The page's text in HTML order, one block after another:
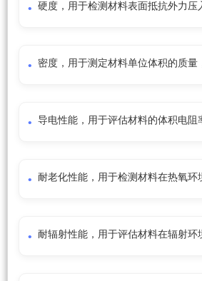
硬度，用于检测材料表面抵抗外力压
密度，用于测定材料单位体积的质量
导电性能，用于评估材料的体积电阻
耐老化性能，用于检测材料在热氧环
耐辐射性能，用于评估材料在辐射环